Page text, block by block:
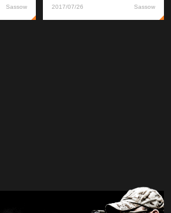
Sassow 2017/07/26 Sassow